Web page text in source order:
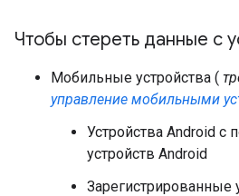
Чтобы стереть данные с
Мобильные устройства (
управление мобильными
Устройства Android с
устройств Android
Зарегистрированные